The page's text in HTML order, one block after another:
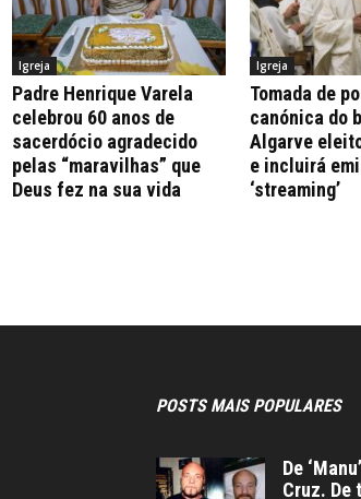
Igreja
Padre Henrique Varela
celebrou 60 anos de
sacerdócio agradecido
pelas “maravilhas” que
Deus fez na sua vida
Igreja
Tomada de
canónica do
Algarve
e incluirá
‘streaming’
POSTS MAIS POPULARES
De
Cruz. De